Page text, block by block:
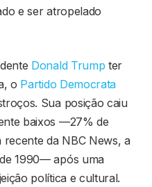
e ser atropelado
Donald Trump ter
o Partido Democrata
Sua posição caiu
baixos —27% de
da NBC News, a
1990— após uma
política e cultural.